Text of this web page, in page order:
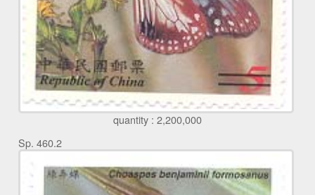
quantity : 2,200,000
Sp. 460.2